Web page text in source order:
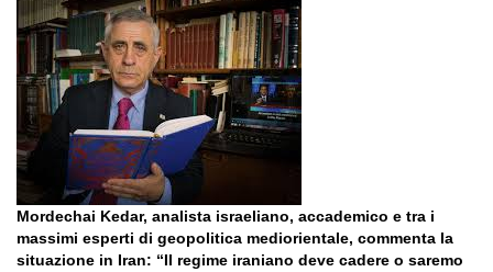
Mordechai Kedar, analista israeliano, accademico e tra i
massimi esperti di geopolitica mediorientale, commenta la
situazione in Iran: “Il regime iraniano deve cadere o saremo